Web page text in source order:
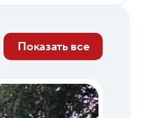
Показать все